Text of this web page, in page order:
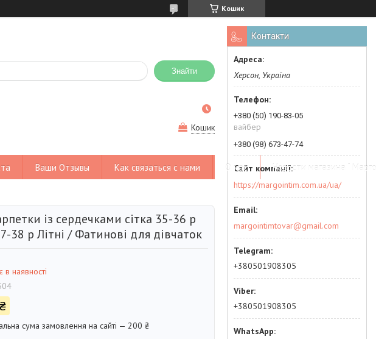
Кошик
Знайти
Кошик
Ваши Отзывы Как связаться с нами О нас Новости магазина "
із сердечками сітка 35-36 р
38 р Літні / Фатинові для дівчаток
наявності
сума замовлення на сайті — 200 ₴
Контакти
Херсон, Україна
+380 (50) 190-83-05
вайбер
+380 (98) 673-47-74
https://margointim.com.ua/ua/
margointimtovar@gmail.com
+380501908305
+380501908305